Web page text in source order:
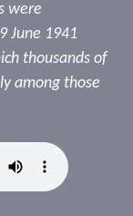
were
June 1941
thousands of
among those